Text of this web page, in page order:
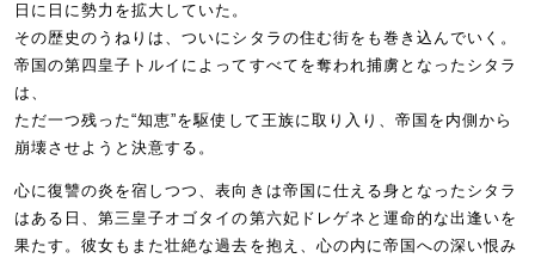
日に日に勢力を拡大していた。
その歴史のうねりは、ついにシタラの住む街をも巻き込んでいく。
帝国の第四皇子トルイによってすべてを奪われ捕虜となったシタラ
は、
ただ一つ残った“知恵”を駆使して王族に取り入り、帝国を内側から
崩壊させようと決意する。
心に復讐の炎を宿しつつ、表向きは帝国に仕える身となったシタラ
はある日、第三皇子オゴタイの第六妃ドレゲネと運命的な出逢いを
果たす。彼女もまた壮絶な過去を抱え、心の内に帝国への深い恨み